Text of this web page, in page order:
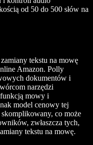
od 50 do 500 słów na
tekstu na mowę
Amazon. Polly
dokumentów i
narzędzi
mowy i
model cenowy tej
co może
zwłaszcza tych,
tekstu na mowę.